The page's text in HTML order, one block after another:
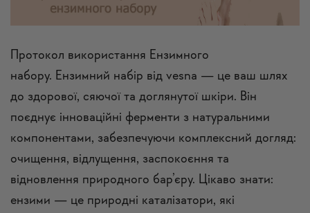
Протокол використання Ензимного
набору. Ензимний набір від vesna — це ваш шлях
до здорової, сяючої та доглянутої шкіри. Він
поєднує інноваційні ферменти з натуральними
компонентами, забезпечуючи комплексний догляд:
очищення, відлущення, заспокоєння та
відновлення природного бар’єру. Цікаво знати:
ензими — це природні каталізатори, які